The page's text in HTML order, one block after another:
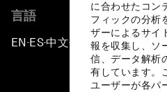
に合わせたコン
フィックの分析
ザーによるサイ
報を収集し、ソ
信、データ解析
有しています。
ユーザーが各パ
言語
EN ▪ES▪中文▪ 日本語